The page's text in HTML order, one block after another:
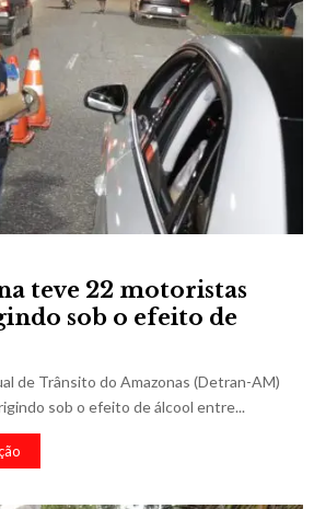
teve 22 motoristas
sob o efeito de
de Trânsito do Amazonas (Detran-AM)
sob o efeito de álcool entre...